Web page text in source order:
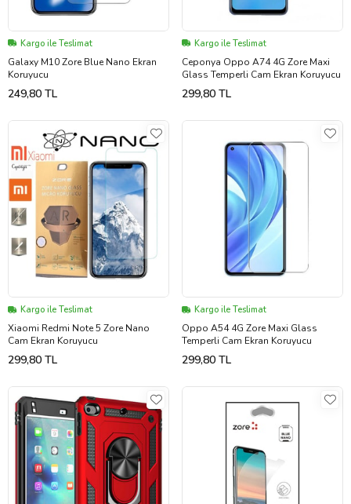
Kargo ile Teslimat
Galaxy M10 Zore Blue Nano Ekran
Koruyucu
249,80 TL
Kargo ile Teslimat
Ceponya Oppo A74 4G Zore Maxi
Glass Temperli Cam Ekran Koruyucu
299,80 TL
Kargo ile Teslimat
Xiaomi Redmi Note 5 Zore Nano
Cam Ekran Koruyucu
299,80 TL
Kargo ile Teslimat
Oppo A54 4G Zore Maxi Glass
Temperli Cam Ekran Koruyucu
299,80 TL